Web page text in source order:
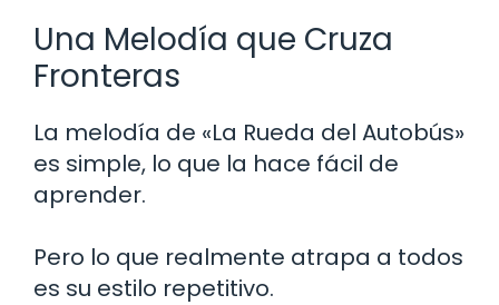
Una Melodía que Cruza
Fronteras
La melodía de «La Rueda del Autobús»
es simple, lo que la hace fácil de
aprender.
Pero lo que realmente atrapa a todos
es su estilo repetitivo.